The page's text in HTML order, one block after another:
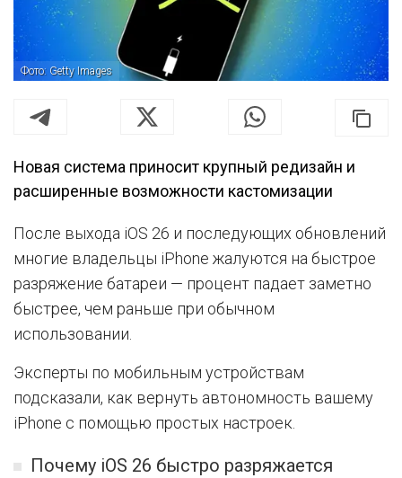
Фото: Getty Images
Новая система приносит крупный редизайн и
расширенные возможности кастомизации
После выхода iOS 26 и последующих обновлений
многие владельцы iPhone жалуются на быстрое
разряжение батареи — процент падает заметно
быстрее, чем раньше при обычном
использовании.
Эксперты по мобильным устройствам
подсказали, как вернуть автономность вашему
iPhone с помощью простых настроек.
Почему iOS 26 быстро разряжается